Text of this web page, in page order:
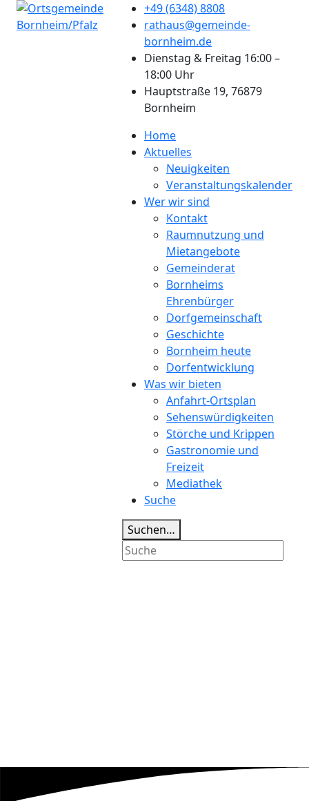
+49 (6348) 8808
rathaus@gemeinde-
bornheim.de
Dienstag & Freitag 16:00 –
18:00 Uhr
Hauptstraße 19, 76879
Bornheim
Home
Aktuelles
Neuigkeiten
Veranstaltungskalender
Wer wir sind
Kontakt
Raumnutzung und
Mietangebote
Gemeinderat
Bornheims
Ehrenbürger
Dorfgemeinschaft
Geschichte
Bornheim heute
Dorfentwicklung
Was wir bieten
Anfahrt-Ortsplan
Sehenswürdigkeiten
Störche und Krippen
Gastronomie und
Freizeit
Mediathek
Suche
Suchen…